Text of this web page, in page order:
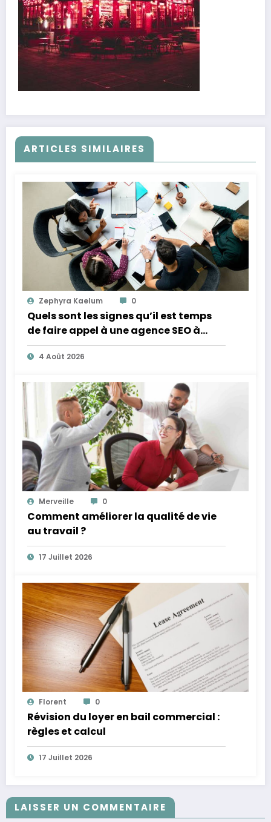
ARTICLES SIMILAIRES
Zephyra Kaelum 0
Quels sont les signes qu’il est temps
de faire appel à une agence SEO à
Lyon ?
4 Août 2026
Merveille 0
Comment améliorer la qualité de vie
au travail ?
17 Juillet 2026
Florent 0
Révision du loyer en bail commercial :
règles et calcul
17 Juillet 2026
LAISSER UN COMMENTAIRE